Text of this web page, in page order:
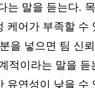
는 말을 듣는다.
케어가 부족할 수
을 넣으면 팀 신
적이라는 말을 듣
유연성이 낮을 수